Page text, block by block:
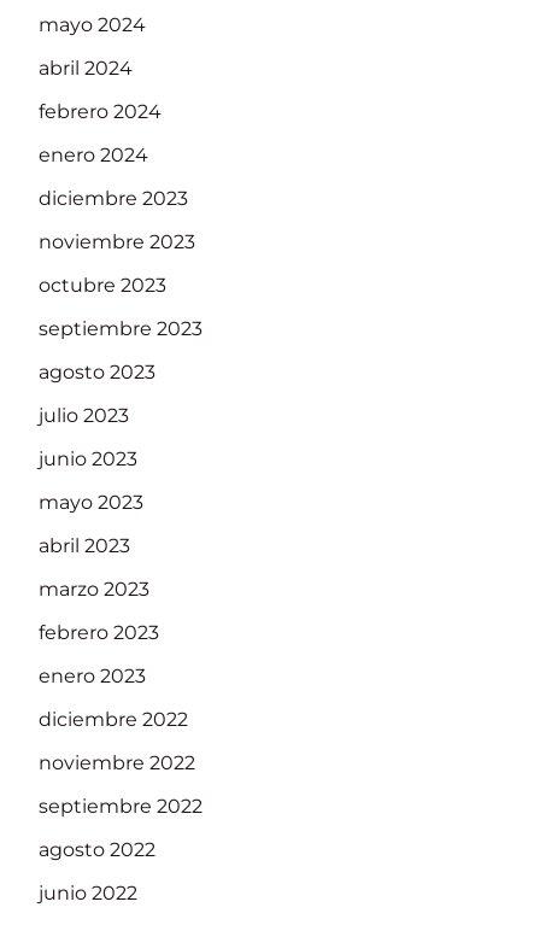
mayo 2024
abril 2024
febrero 2024
enero 2024
diciembre 2023
noviembre 2023
octubre 2023
septiembre 2023
agosto 2023
julio 2023
junio 2023
mayo 2023
abril 2023
marzo 2023
febrero 2023
enero 2023
diciembre 2022
noviembre 2022
septiembre 2022
agosto 2022
junio 2022